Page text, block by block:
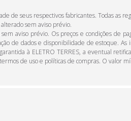
de seus respectivos fabricantes. Todas as
sem aviso prévio.
aviso prévio. Os preços e condições
de dados e disponibilidade de estoque.
à ELETRO TERRES, a eventual
de uso e políticas de compras. O valor